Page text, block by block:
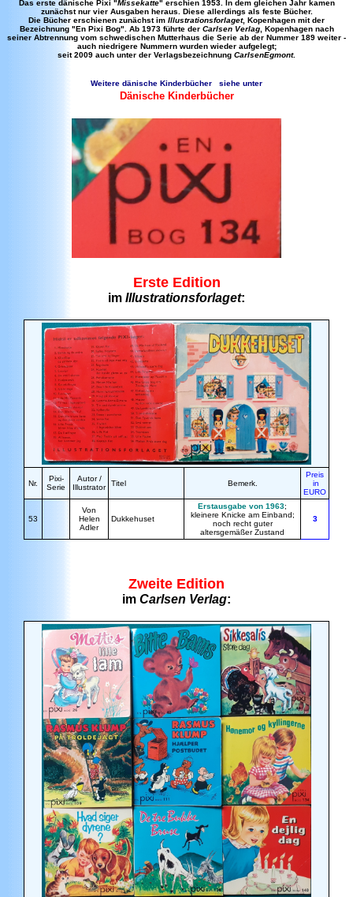
Das erste dänische Pixi "Missekatte" erschien 1953. In dem gleichen Jahr kamen
zunächst nur vier Ausgaben heraus. Diese allerdings als feste Bücher.
Die Bücher erschienen zunächst im Illustrationsforlaget, Kopenhagen mit der
Bezeichnung "En Pixi Bog". Ab 1973 führte der Carlsen Verlag, Kopenhagen nach
seiner Abtrennung vom schwedischen Mutterhaus die Serie ab der Nummer 189 weiter -
auch niedrigere Nummern wurden wieder aufgelegt;
seit 2009 auch unter der Verlagsbezeichnung CarlsenEgmont.
Weitere dänische Kinderbücher siehe unter
Dänische Kinderbücher
Erste Edition
im Illustrationsforlaget:
Nr.
Pixi-
Serie
Autor /
Illustrator
Titel Bemerk.
Preis
in
EURO
53
Von
Helen
Adler
Dukkehuset
Erstausgabe von 1963;
kleinere Knicke am Einband;
noch recht guter
altersgemäßer Zustand
3
Zweite Edition
im Carlsen Verlag: